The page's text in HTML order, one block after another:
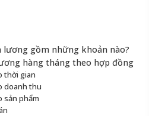
lương gồm những khoản nào?
hàng tháng theo hợp đồng
thời gian
doanh thu
sản phẩm